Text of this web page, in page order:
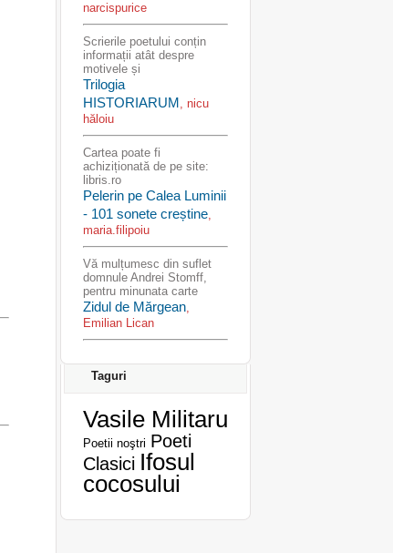
narcispurice
Scrierile poetului conțin
informații atât despre
motivele și
Trilogia
HISTORIARUM, nicu
hăloiu
Cartea poate fi
achiziționată de pe site:
libris.ro
Pelerin pe Calea Luminii
- 101 sonete creștine,
maria.filipoiu
Vă mulțumesc din suflet
domnule Andrei Stomff,
pentru minunata carte
Zidul de Mărgean,
Emilian Lican
Taguri
Vasile Militaru
Poetii noştri Poeti
Clasici Ifosul
cocosului